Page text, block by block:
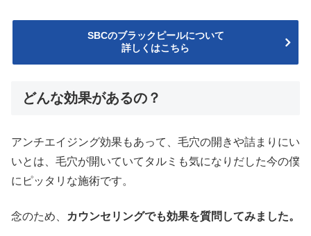
SBCのブラックピールについて
詳しくはこちら
どんな効果があるの？
アンチエイジング効果もあって、毛穴の開きや詰まりにい
いとは、毛穴が開いていてタルミも気になりだした今の僕
にピッタリな施術です。
念のため、 カウンセリングでも効果を質問してみました。